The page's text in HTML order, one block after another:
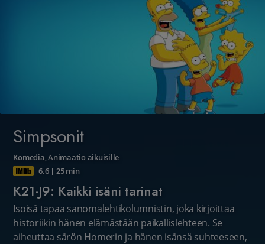
Simpsonit
Komedia,Animaatio aikuisille
6.6| 25 min
K21·J9: Kaikki isäni tarinat
Isoisä tapaa sanomalehtikolumnistin, joka kirjoittaa
historiikin hänen elämästään paikallislehteen. Se
aiheuttaa särön Homerin ja hänen isänsä suhteeseen,